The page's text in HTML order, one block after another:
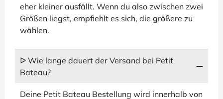
eher kleiner ausfällt. Wenn du also zwischen zwei
Größen liegst, empfiehlt es sich, die größere zu
wählen.
ᐅ Wie lange dauert der Versand bei Petit
Bateau?
Deine Petit Bateau Bestellung wird innerhalb von